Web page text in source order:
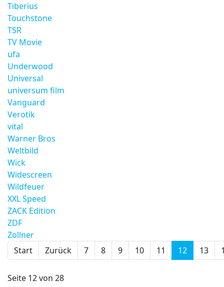
Tiberius
Touchstone
TSR
TV Movie
ufa
Underwood
Universal
universum film
Vanguard
Verotik
vital
Warner Bros
Weltbild
Wick
Widescreen
Wildfeuer
XXL Speed
ZACK Edition
ZDF
Zollner
Start
Zurück 7 8 9 10 11 12 13
Seite 12 von 28